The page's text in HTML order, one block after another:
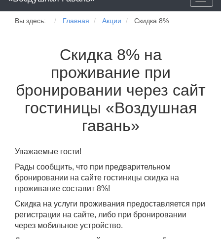
Вы здесь: Главная Акции Скидка 8%
Скидка 8% на
проживание при
бронировании через сайт
гостиницы «Воздушная
гавань»
Уважаемые гости!
Рады сообщить, что при предварительном
бронировании на сайте гостиницы скидка на
проживание составит 8%!
Скидка на услуги проживания предоставляется при
регистрации на сайте, либо при бронировании
через мобильное устройство.